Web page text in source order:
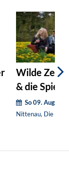
Wilde
& die
So 09. August
Nittenau, Die